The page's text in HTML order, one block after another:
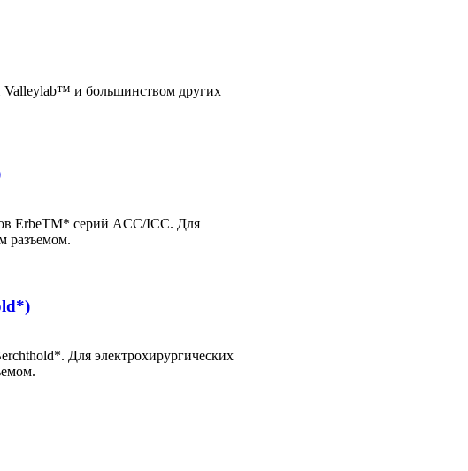
Valleylab™ и большинством других
ErbeTM* серий ACC/ICC. Для
разъемом.
Для электрохирургических